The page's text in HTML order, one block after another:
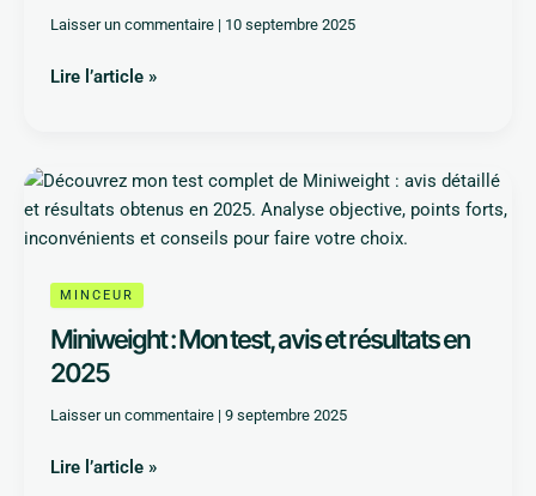
Laisser un commentaire | 10 septembre 2025
Lire l’article »
MINCEUR
Miniweight : Mon test, avis et résultats en
2025
Laisser un commentaire | 9 septembre 2025
Miniweight
:
Mon
avis
résultats
en
2025
Lire l’article »